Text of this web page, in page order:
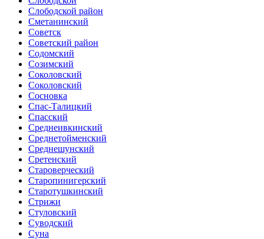
Слободской район
Сметанинский
Советск
Советский район
Содомский
Созимский
Соколовский
Соколовский
Сосновка
Спас-Талицкий
Спасский
Среднеивкинский
Среднетойменский
Среднешунский
Сретенский
Староверческий
Старопинигерский
Старотушкинский
Стрижи
Стуловский
Суводский
Суна